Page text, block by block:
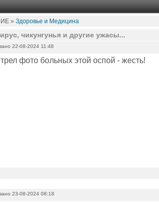
» Здоровье и Медицина
чикунгунья и другие ужасы...
22-08-2024 11:48
фото больных этой оспой - жесть!
23-08-2024 08:18